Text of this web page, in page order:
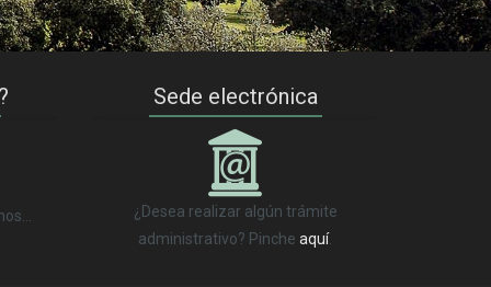
Sede electrónica
_
¿Desea realizar algún trámite
administrativo? Pincheaquí.